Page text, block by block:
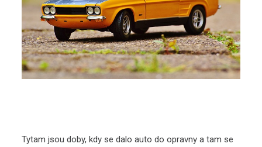
Tytam jsou doby, kdy se dalo auto do opravny a tam se